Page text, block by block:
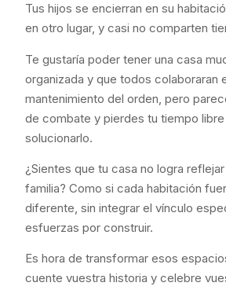
Tus hijos se encierran en su
en otro lugar, y casi no comparten
Te gustaría poder tener una casa
organizada y que todos colaboraran
mantenimiento del orden, pero
de combate y pierdes tu tiempo
solucionarlo.
¿Sientes que tu casa no logra
familia? Como si cada habitación
diferente, sin integrar el vínculo
esfuerzas por construir.
Es hora de transformar esos
cuente vuestra historia y celebre